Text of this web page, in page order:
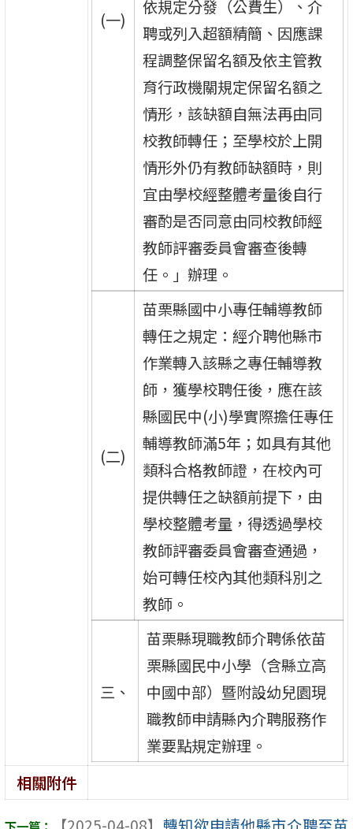
(一)
依規定分發（公費生）、介
聘或列入超額精簡、因應課
程調整保留名額及依主管教
育行政機關規定保留名額之
情形，該缺額自無法再由同
校教師轉任；至學校於上開
情形外仍有教師缺額時，則
宜由學校經整體考量後自行
審酌是否同意由同校教師經
教師評審委員會審查後轉
任。」辦理。
(二)
苗栗縣國中小專任輔導教師
轉任之規定：經介聘他縣市
作業轉入該縣之專任輔導教
師，獲學校聘任後，應在該
縣國民中(小)學實際擔任專任
輔導教師滿5年；如具有其他
類科合格教師證，在校內可
提供轉任之缺額前提下，由
學校整體考量，得透過學校
教師評審委員會審查通過，
始可轉任校內其他類科別之
教師。
三、
苗栗縣現職教師介聘係依苗
栗縣國民中小學（含縣立高
中國中部）暨附設幼兒園現
職教師申請縣內介聘服務作
業要點規定辦理。
相關附件